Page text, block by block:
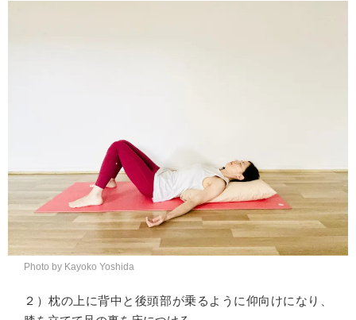
Photo by Kayoko Yoshida
２）枕の上に背中と後頭部が乗るように仰向けになり、